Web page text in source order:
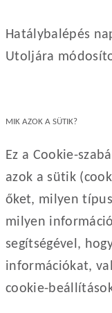
Hatálybalépés
Utoljára
MIK AZOK A SÜTIK?
Ez a Cookie-
azok a sütik
őket, milyen
milyen
segítségével,
információkat,
cookie-